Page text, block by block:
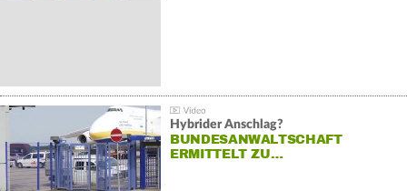
Hybrider Anschlag?
BUNDESANWALTSCHAFT
ERMITTELT ZU…